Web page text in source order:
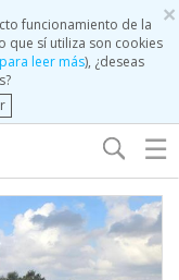
×
funcionamiento de la
que sí utiliza son cookies
leer más), ¿deseas
☰